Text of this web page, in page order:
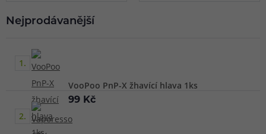
spirálkuavatu, což je ekonomičtější řešení ale na druhou
Nejprodávanější
1.
VooPoo PnP-X žhavící hlava 1ks
99 Kč
2.